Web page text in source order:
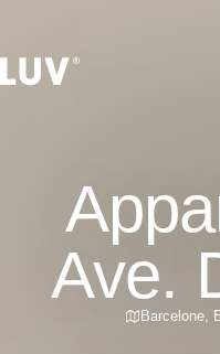
Ave.
Barcelone,